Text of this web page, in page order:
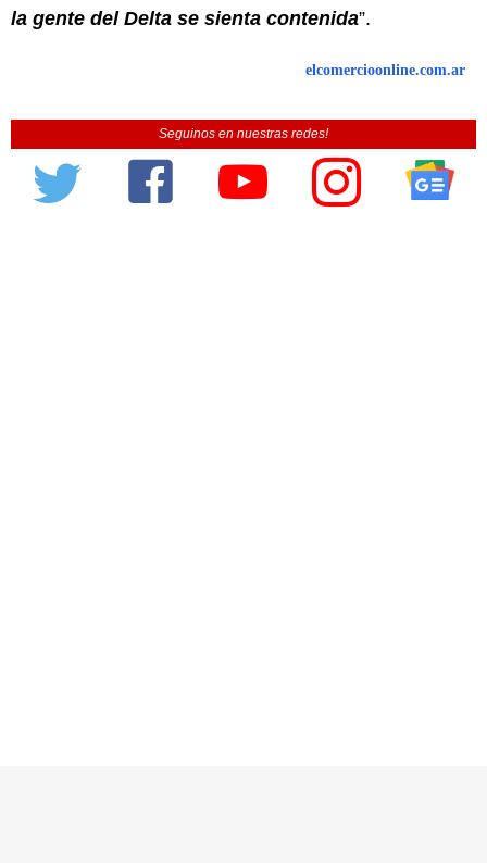
la gente del Delta se sienta contenida”.
elcomercioonline.com.ar
Seguinos en nuestras redes!